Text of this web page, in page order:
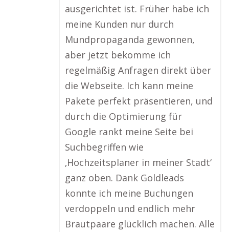
ausgerichtet ist. Früher habe ich
meine Kunden nur durch
Mundpropaganda gewonnen,
aber jetzt bekomme ich
regelmäßig Anfragen direkt über
die Webseite. Ich kann meine
Pakete perfekt präsentieren, und
durch die Optimierung für
Google rankt meine Seite bei
Suchbegriffen wie
‚Hochzeitsplaner in meiner Stadt‘
ganz oben. Dank Goldleads
konnte ich meine Buchungen
verdoppeln und endlich mehr
Brautpaare glücklich machen. Alle